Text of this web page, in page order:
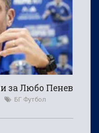
за Любо Пенев
БГ Футбол